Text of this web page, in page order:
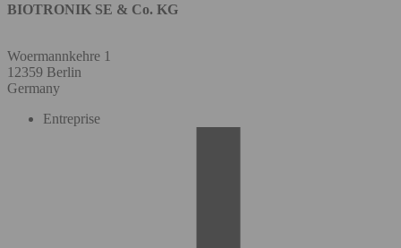
BIOTRONIK SE & Co. KG
Woermannkehre 1
12359 Berlin
Germany
Entreprise